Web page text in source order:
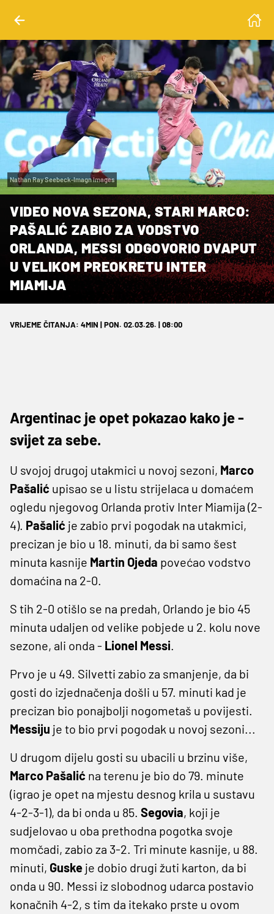
Nathan Ray Seebeck-Imagn Images
VIDEO NOVA SEZONA, STARI MARCO:
PAŠALIĆ ZABIO ZA VODSTVO
ORLANDA, MESSI ODGOVORIO DVAPUT
U VELIKOM PREOKRETU INTER
MIAMIJA
VRIJEME ČITANJA: 4MIN | PON. 02.03.26. | 08:00
Argentinac je opet pokazao kako je -
svijet za sebe.
U svojoj drugoj utakmici u novoj sezoni, Marco
Pašalić upisao se u listu strijelaca u domaćem
ogledu njegovog Orlanda protiv Inter Miamija (2-
4). Pašalić je zabio prvi pogodak na utakmici,
precizan je bio u 18. minuti, da bi samo šest
minuta kasnije Martin Ojeda povećao vodstvo
domaćina na 2-0.
S tih 2-0 otišlo se na predah, Orlando je bio 45
minuta udaljen od velike pobjede u 2. kolu nove
sezone, ali onda - Lionel Messi.
Prvo je u 49. Silvetti zabio za smanjenje, da bi
gosti do izjednačenja došli u 57. minuti kad je
precizan bio ponajbolji nogometaš u povijesti.
Messiju je to bio prvi pogodak u novoj sezoni...
U drugom dijelu gosti su ubacili u brzinu više,
Marco Pašalić na terenu je bio do 79. minute
(igrao je opet na mjestu desnog krila u sustavu
4-2-3-1), da bi onda u 85. Segovia, koji je
sudjelovao u oba prethodna pogotka svoje
momčadi, zabio za 3-2. Tri minute kasnije, u 88.
minuti, Guske je dobio drugi žuti karton, da bi
onda u 90. Messi iz slobodnog udarca postavio
konačnih 4-2, s tim da itekako prste u ovom